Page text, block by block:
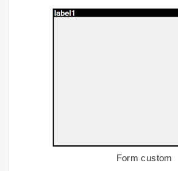
Form custom